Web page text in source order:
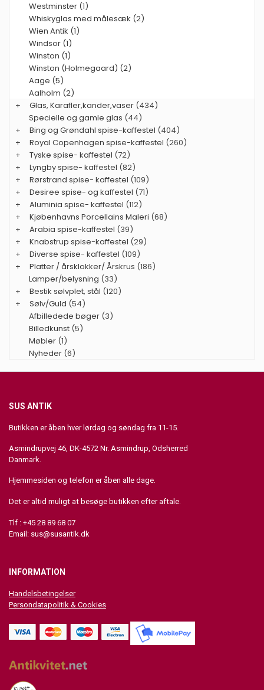
Westminster (1)
Whiskyglas med målesæk (2)
Wien Antik (1)
Windsor (1)
Winston (1)
Winston (Holmegaard) (2)
Aage (5)
Aalholm (2)
+
Glas, Karafler,kander,vaser (434)
Specielle og gamle glas (44)
+
Bing og Grøndahl spise-kaffestel (404)
+
Royal Copenhagen spise-kaffestel (260)
+
Tyske spise- kaffestel (72)
+
Lyngby spise- kaffestel (82)
+
Rørstrand spise- kaffestel (109)
+
Desiree spise- og kaffestel (71)
+
Aluminia spise- kaffestel (112)
+
Kjøbenhavns Porcellains Maleri (68)
+
Arabia spise-kaffestel (39)
+
Knabstrup spise-kaffestel (29)
+
Diverse spise- kaffestel (109)
+
Platter / årsklokker/ Årskrus (186)
Lamper/belysning (33)
+
Bestik sølvplet, stål (120)
+
Sølv/Guld (54)
Afbilledede bøger (3)
Billedkunst (5)
Møbler (1)
Nyheder (6)
SUS ANTIK
Butikken er åben hver lørdag og søndag fra 11-15.
Asmindrupvej 46, DK-4572 Nr. Asmindrup, Odsherred
Danmark.
Hjemmesiden og telefon er åben alle dage.
Det er altid muligt at besøge butikken efter aftale.
Tlf : +45 28 89 68 07
Email: sus@susantik.dk
INFORMATION
Handelsbetingelser
Persondatapolitik & Cookies